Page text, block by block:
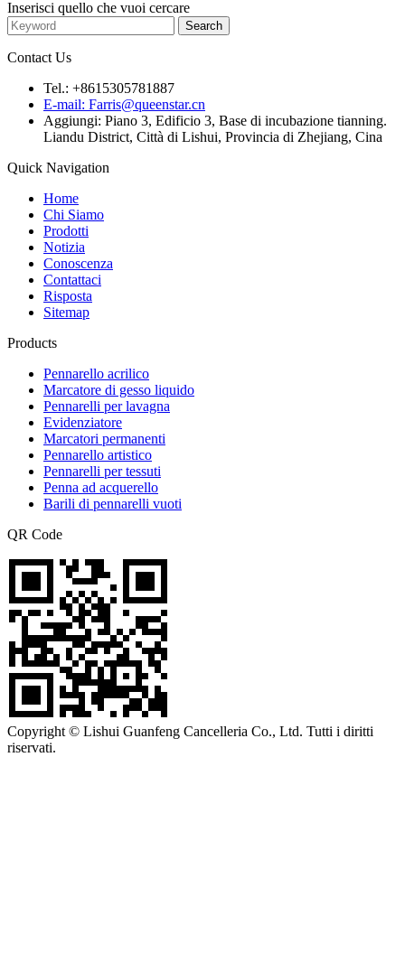
Inserisci quello che vuoi cercare
Contact Us
Tel.: +8615305781887
E-mail: Farris@queenstar.cn
Aggiungi: Piano 3, Edificio 3, Base di incubazione tianning.
Liandu District, Città di Lishui, Provincia di Zhejiang, Cina
Quick Navigation
Home
Chi Siamo
Prodotti
Notizia
Conoscenza
Contattaci
Risposta
Sitemap
Products
Pennarello acrilico
Marcatore di gesso liquido
Pennarelli per lavagna
Evidenziatore
Marcatori permanenti
Pennarello artistico
Pennarelli per tessuti
Penna ad acquerello
Barili di pennarelli vuoti
QR Code
Copyright © Lishui Guanfeng Cancelleria Co., Ltd. Tutti i diritti
riservati.